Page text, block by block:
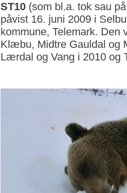
ST10 (som bl.a. tok sau
påvist 16. juni 2009 i
kommune, Telemark. Den
Klæbu, Midtre Gauldal og
Lærdal og Vang i 2010 og